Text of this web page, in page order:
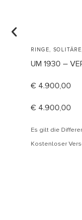
RINGE, SOLITÄRE
UM 1930 –
€ 4.900,00
€ 4.900,00
Es gilt die
Kostenloser